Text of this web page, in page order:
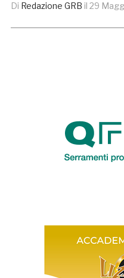
Di Redazione GRB il 29